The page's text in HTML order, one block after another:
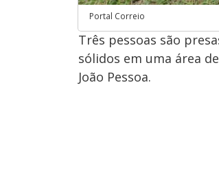
Portal Correio
Três pessoas são
sólidos em uma área
João Pessoa.